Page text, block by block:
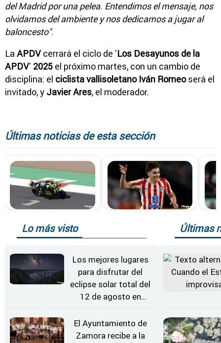
del Madrid por una pelea. Entendimos el mensaje, nos
olvidamos del ambiente y nos dedicamos a jugar al
baloncesto".
La APDV cerrará el ciclo de 'Los Desayunos de la
APDV' 2025 el próximo martes, con un cambio de
disciplina: el ciclista vallisoletano Iván Romeoserá el
invitado, y Javier Ares, el moderador.
Últimas noticias de esta sección
Lo más visto
Los mejores lugares
para disfrutar del
eclipse solar total del
12 de agosto en
El Ayuntamiento de
Zamora recibe a la
Últimas